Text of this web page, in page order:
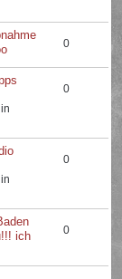
0
0
0
ich
0